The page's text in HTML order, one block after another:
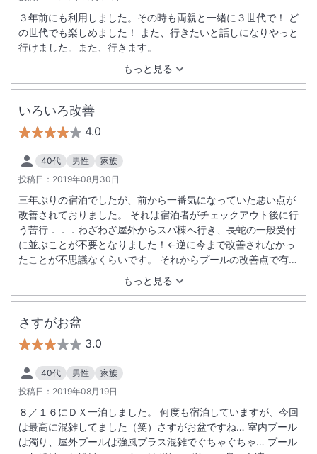
もっと見る
３年前にも利用しました。その時も両親と一緒に３世代で！ ど
の世代でも楽しめました！ また、行きたいと話しになりやっと
行けました。また、行きます。
いろいろ改善
4.0
40代 男性
家族
投稿日： 2019年08月30日
もっと見る
三年ぶりの宿泊でしたが、前から一番気になっていた悪い点が
改善されておりました。 それは宿泊者がチェックアウト後に行
う苦行．．．わざわざ屋外からスパ棟へ行き、長蛇の一般受付
に並ぶことが不要となりました！←逆に今まで改善されなかっ
たことが不思議なくらいです。 それからプールの改善点で有料
シートが設置されていました。これも良かったです、２日間レ
ンタルさせていただきました。 ぜひ来年も宿泊したいと思いま
す。 あとは夕食の入店待ちも改善されれば良いなぁ～
さすがお盆
3.0
40代 男性
家族
投稿日： 2019年08月19日
８／１６にＤＸ一泊しました。 何度も宿泊していますが、今回
は最高に混雑してました（笑）さすがお盆ですね… 室内プール
は濁り、屋外プールは強風プラス混雑でぐちゃぐちゃ… プール